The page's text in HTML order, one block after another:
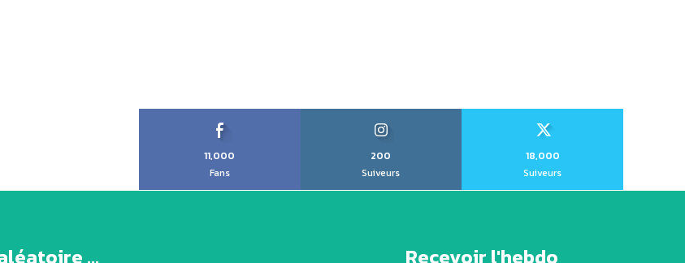
11,000
Fans
200
Suiveurs
18,000
Suiveurs
... Recevoir l'hebdo